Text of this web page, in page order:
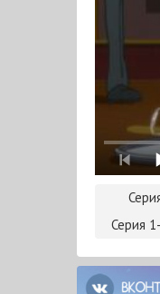
Серия